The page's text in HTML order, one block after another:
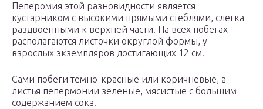
Пеперомия этой разновидности является
кустарником с высокими прямыми стеблями, слегка
раздвоенными к верхней части. На всех побегах
располагаются листочки округлой формы, у
взрослых экземпляров достигающих 12 см.
Сами побеги темно-красные или коричневые, а
листья пепермонии зеленые, мясистые с большим
содержанием сока.